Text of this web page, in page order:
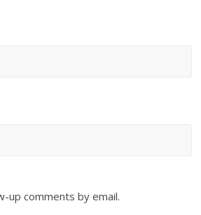
up comments by email.